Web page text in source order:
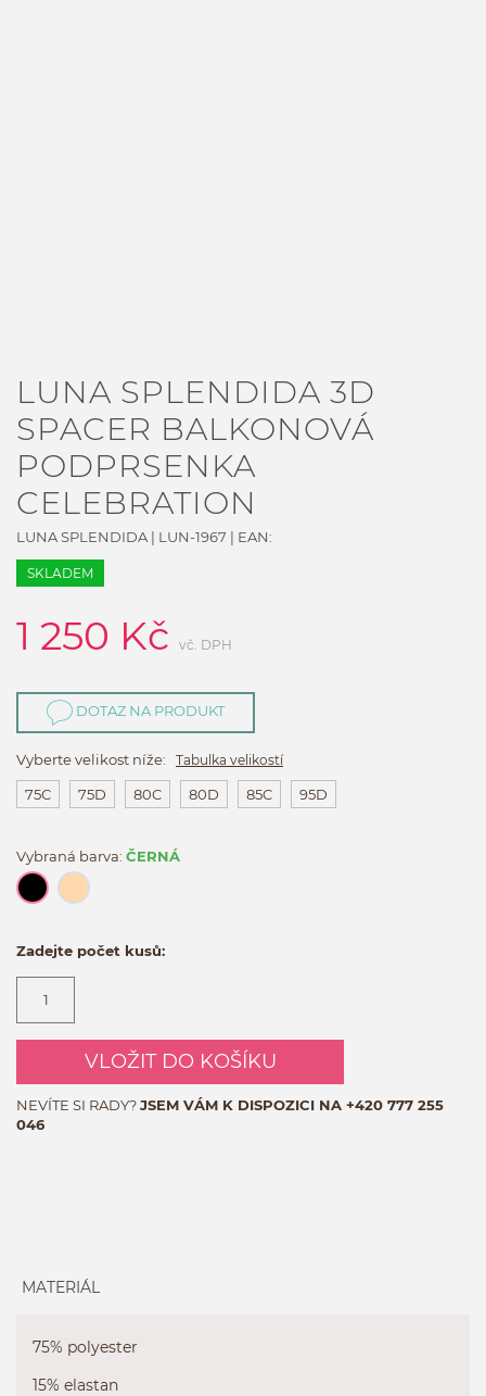
LUNA SPLENDIDA 3D
SPACER BALKONOVÁ
PODPRSENKA
CELEBRATION
LUNA SPLENDIDA | LUN-1967 | EAN:
SKLADEM
1 250 Kč vč. DPH
DOTAZ NA PRODUKT
Vyberte velikost níže: Tabulka velikostí
75C 75D 80C 80D 85C 95D
Vybraná barva: ČERNÁ
Zadejte počet kusů:
VLOŽIT DO KOŠÍKU
NEVÍTE SI RADY?JSEM VÁM K DISPOZICI NA +420 777 255
046
MATERIÁL
75% polyester
15% elastan